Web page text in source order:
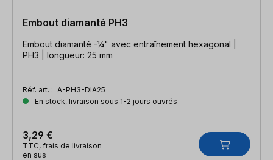
Embout diamanté PH3
Embout diamanté -¼" avec entraînement hexagonal |
PH3 | longueur: 25 mm
Réf. art. : A-PH3-DIA25
En stock, livraison sous 1-2 jours ouvrés
3,29 €
TTC, frais de livraison
en sus